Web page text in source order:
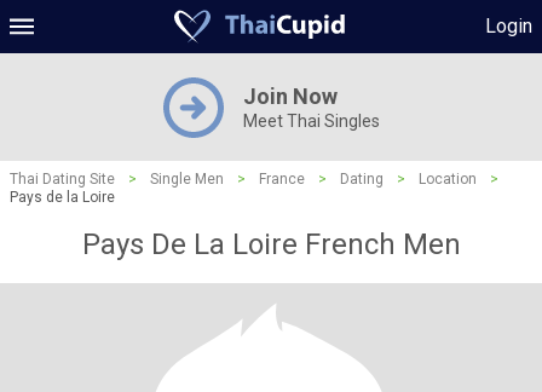
Login
Join Now
Meet Thai Singles
Thai Dating Site > Single Men > France > Dating > Location
>
Pays de la Loire
Pays De La Loire French Men